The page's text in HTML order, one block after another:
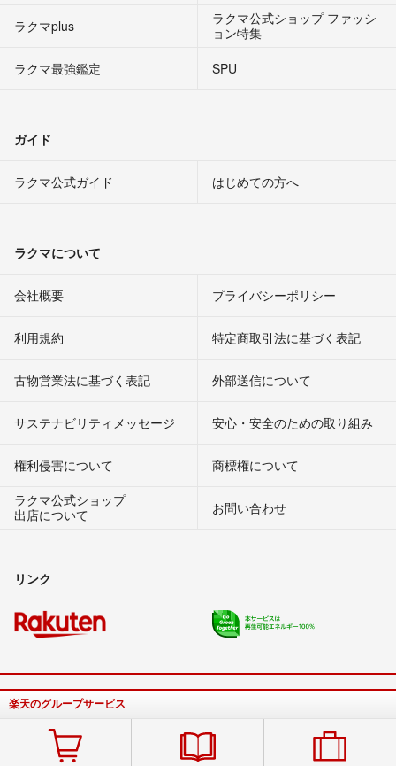
ラクマplus
ラクマ公式ショップ ファッシ
ョン特集
ラクマ最強鑑定
SPU
ガイド
ラクマ公式ガイド はじめての方へ
ラクマについて
会社概要 プライバシーポリシー
利用規約 特定商取引法に基づく表記
古物営業法に基づく表記 外部送信について
サステナビリティメッセージ 安心・安全のための取り組み
権利侵害について
商標権について
ラクマ公式ショップ
出店について
お問い合わせ
リンク
楽天のグループサービス